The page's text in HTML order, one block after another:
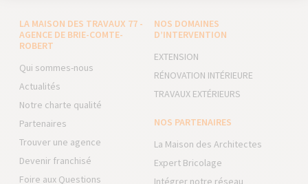
LA MAISON DES TRAVAUX 77 -
AGENCE DE BRIE-COMTE-
ROBERT
Qui sommes-nous
Actualités
Notre charte qualité
Partenaires
Trouver une agence
Devenir franchisé
Foire aux Questions
NOS DOMAINES
D’INTERVENTION
EXTENSION
RÉNOVATION INTÉRIEURE
TRAVAUX EXTÉRIEURS
NOS PARTENAIRES
La Maison des Architectes
Expert Bricolage
Intégrer notre réseau